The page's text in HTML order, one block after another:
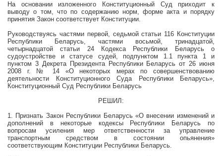
На основании изложенного Конституционный Суд приходит к
выводу о том, что по содержанию норм, форме акта и порядку
принятия Закон соответствует Конституции.
Руководствуясь частями первой, седьмой статьи 116 Конституции
Республики Беларусь, частями восьмой, тринадцатой,
четырнадцатой статьи 24 Кодекса Республики Беларусь о
судоустройстве и статусе судей, подпунктом 1.1 пункта 1 и
пунктом 3 Декрета Президента Республики Беларусь от 26 июня
2008 г. № 14 «О некоторых мерах по совершенствованию
деятельности Конституционного Суда Республики Беларусь»,
Конституционный Суд Республики Беларусь
РЕШИЛ:
1. Признать Закон Республики Беларусь «О внесении изменений и
дополнений в некоторые кодексы Республики Беларусь по
вопросам усиления мер ответственности за управление
транспортным средством в состоянии опьянения»
соответствующим Конституции Республики Беларусь.